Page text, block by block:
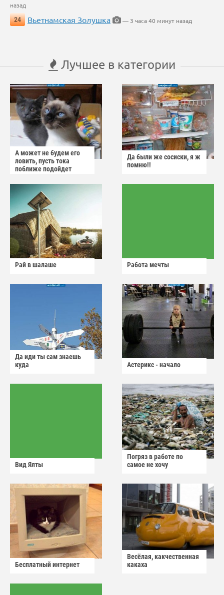
назад
24
Вьетнамская Золушка — 3 часа 40 минут назад
Лучшее в категории
А может не будем его
ловить, пусть тока
поближе подойдет
Да были же сосиски, я ж
помню!!
Рай в шалаше Работа мечты
Да иди ты сам знаешь
куда
Астерикс - начало
Вид Ялты
Погряз в работе по
самое не хочу
Бесплатный интернет
Весёлая, какчественная
какаха